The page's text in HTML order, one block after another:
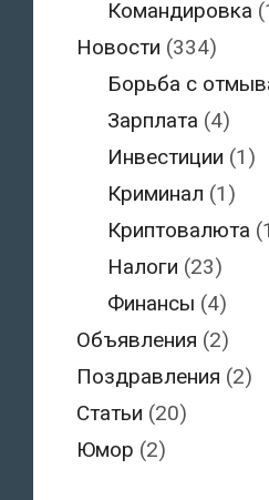
Командировка
Новости (334)
Борьба с
Зарплата (4)
Инвестиции (1)
Криминал (1)
Криптовалюта
Налоги (23)
Финансы (4)
Объявления (2)
Поздравления (2)
Статьи (20)
Юмор (2)